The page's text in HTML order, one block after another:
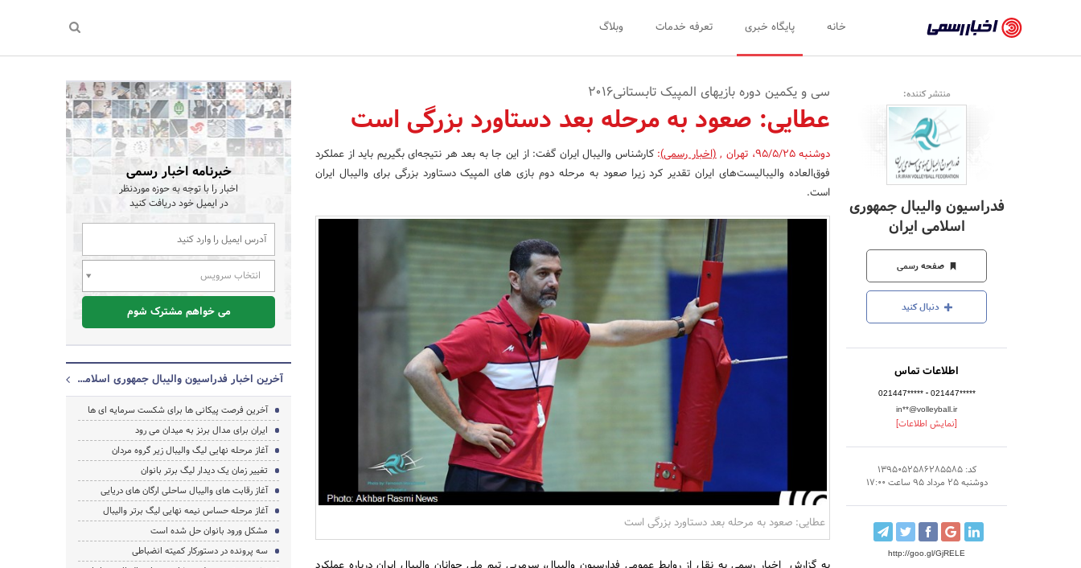
رسمی
-
اخبار
تایید
شده
شرکت‌ها،
سازمان‌ها
و
روابط
عمومی‌ها
خانه پایگاه خبری تعرفه خدمات وبلاگ
منتشر کننده:
فدراسیون والیبال جمهوری
اسلامی ایران
صفحه رسمی
دنبال کنید
اطلاعات تماس
021447***** - 021447*****
in**@volleyball.ir
[نمایش اطلاعات]
کد: 1395052586285585
دوشنبه 25 مرداد 95 ساعت 17:00
http://goo.gl/GjRELE
سی و یکمین دوره بازیهای المپیک تابستانی2016
عطایی: صعود به مرحله بعد دستاورد بزرگی است
دوشنبه 95/5/25 ،تهران ,(اخبار رسمی):کارشناس والیبال ایران گفت: از این جا به بعد هر نتیجه‌ای بگیریم باید از عملکرد
فوق‌العاده والیبالیست‌های ایران تقدیر کرد زیرا صعود به مرحله دوم بازی های المپیک دستاورد بزرگی برای والیبال ایران
است.
عطایی: صعود به مرحله بعد دستاورد بزرگی است
خبرنامه اخبار رسمی
اخبار را با توجه به حوزه موردنظر
در ایمیل خود دریافت کنید
انتخاب سرویس
می خواهم مشترک شوم
آخرین اخبار فدراسیون والیبال جمهوری اسلامی ایران
آخرین فرصت پیکانی ها برای شکست سرمایه ای ها
ایران برای مدال برنز به میدان می رود
آغاز مرحله نهایی لیگ والیبال زیر گروه مردان
تغییر زمان یک دیدار لیگ برتر بانوان
آغاز رقابت های والیبال ساحلی ارگان های دریایی
آغاز مرحله حساس نیمه نهایی لیگ برتر والیبال
مشکل ورود بانوان حل شده است
سه پرونده در دستورکار کمیته انضباطی